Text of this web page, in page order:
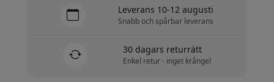
Leverans 10-12 augusti
Snabb och spårbar leverans
30 dagars returrätt
Enkel retur - inget krångel